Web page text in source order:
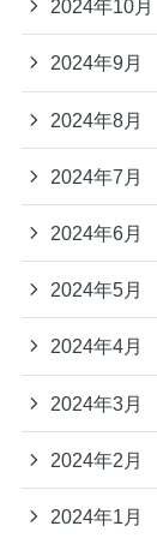
2024年10月
2024年9月
2024年8月
2024年7月
2024年6月
2024年5月
2024年4月
2024年3月
2024年2月
2024年1月